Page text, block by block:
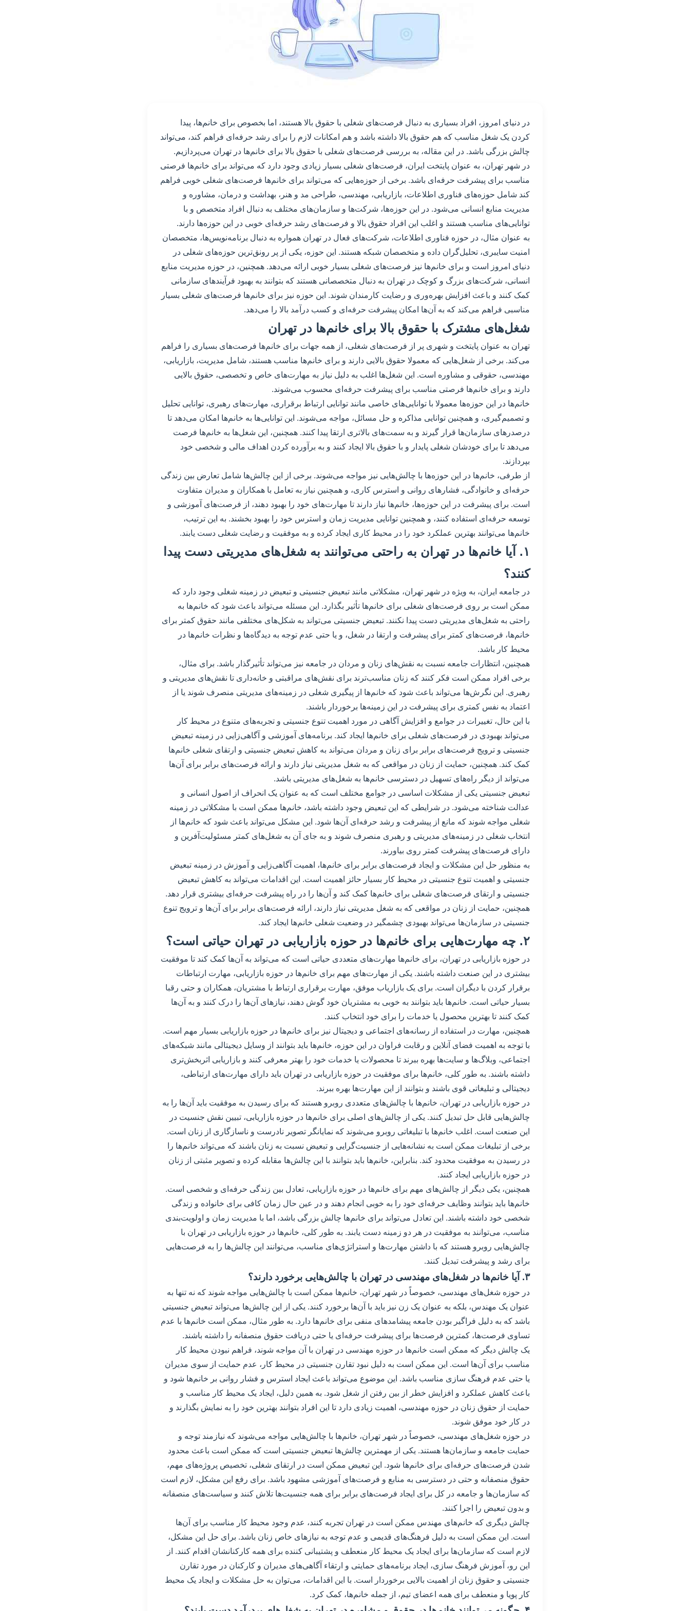
در دنیای امروز، افراد بسیاری به دنبال فرصت‌های شغلی با حقوق بالا هستند، اما بخصوص برای خانم‌ها، پیدا
کردن یک شغل مناسب که هم حقوق بالا داشته باشد و هم امکانات لازم را برای رشد حرفه‌ای فراهم کند، می‌تواند
چالش بزرگی باشد. در این مقاله، به بررسی فرصت‌های شغلی با حقوق بالا برای خانم‌ها در تهران می‌پردازیم.
در شهر تهران، به عنوان پایتخت ایران، فرصت‌های شغلی بسیار زیادی وجود دارد که می‌تواند برای خانم‌ها فرصتی
مناسب برای پیشرفت حرفه‌ای باشد. برخی از حوزه‌هایی که می‌تواند برای خانم‌ها فرصت‌های شغلی خوبی فراهم
کند شامل حوزه‌های فناوری اطلاعات، بازاریابی، مهندسی، طراحی مد و هنر، بهداشت و درمان، مشاوره و
مدیریت منابع انسانی می‌شود. در این حوزه‌ها، شرکت‌ها و سازمان‌های مختلف به دنبال افراد متخصص و با
توانایی‌های مناسب هستند و اغلب این افراد حقوق بالا و فرصت‌های رشد حرفه‌ای خوبی در این حوزه‌ها دارند.
به عنوان مثال، در حوزه فناوری اطلاعات، شرکت‌های فعال در تهران همواره به دنبال برنامه‌نویس‌ها، متخصصان
امنیت سایبری، تحلیل‌گران داده و متخصصان شبکه هستند. این حوزه، یکی از پر رونق‌ترین حوزه‌های شغلی در
دنیای امروز است و برای خانم‌ها نیز فرصت‌های شغلی بسیار خوبی ارائه می‌دهد. همچنین، در حوزه مدیریت منابع
انسانی، شرکت‌های بزرگ و کوچک در تهران به دنبال متخصصانی هستند که بتوانند به بهبود فرآیندهای سازمانی
کمک کنند و باعث افزایش بهره‌وری و رضایت کارمندان شوند. این حوزه نیز برای خانم‌ها فرصت‌های شغلی بسیار
مناسبی فراهم می‌کند که به آن‌ها امکان پیشرفت حرفه‌ای و کسب درآمد بالا را می‌دهد.
شغل‌های مشترک با حقوق بالا برای خانم‌ها در تهران
تهران به عنوان پایتخت و شهری پر از فرصت‌های شغلی، از همه جهات برای خانم‌ها فرصت‌های بسیاری را فراهم
می‌کند. برخی از شغل‌هایی که معمولا حقوق بالایی دارند و برای خانم‌ها مناسب هستند، شامل مدیریت، بازاریابی،
مهندسی، حقوقی و مشاوره است. این شغل‌ها اغلب به دلیل نیاز به مهارت‌های خاص و تخصصی، حقوق بالایی
دارند و برای خانم‌ها فرصتی مناسب برای پیشرفت حرفه‌ای محسوب می‌شوند.
خانم‌ها در این حوزه‌ها معمولا با توانایی‌های خاصی مانند توانایی ارتباط برقراری، مهارت‌های رهبری، توانایی تحلیل
و تصمیم‌گیری، و همچنین توانایی مذاکره و حل مسائل، مواجه می‌شوند. این توانایی‌ها به خانم‌ها امکان می‌دهد تا
درصدرهای سازمان‌ها قرار گیرند و به سمت‌های بالاتری ارتقا پیدا کنند. همچنین، این شغل‌ها به خانم‌ها فرصت
می‌دهد تا برای خودشان شغلی پایدار و با حقوق بالا ایجاد کنند و به برآورده کردن اهداف مالی و شخصی خود
بپردازند.
از طرفی، خانم‌ها در این حوزه‌ها با چالش‌هایی نیز مواجه می‌شوند. برخی از این چالش‌ها شامل تعارض بین زندگی
حرفه‌ای و خانوادگی، فشارهای روانی و استرس کاری، و همچنین نیاز به تعامل با همکاران و مدیران متفاوت
است. برای پیشرفت در این حوزه‌ها، خانم‌ها نیاز دارند تا مهارت‌های خود را بهبود دهند، از فرصت‌های آموزشی و
توسعه حرفه‌ای استفاده کنند، و همچنین توانایی مدیریت زمان و استرس خود را بهبود بخشند. به این ترتیب،
خانم‌ها می‌توانند بهترین عملکرد خود را در محیط کاری ایجاد کرده و به موفقیت و رضایت شغلی دست یابند.
۱. آیا خانم‌ها در تهران به راحتی می‌توانند به شغل‌های مدیریتی دست پیدا
کنند؟
در جامعه ایران، به ویژه در شهر تهران، مشکلاتی مانند تبعیض جنسیتی و تبعیض در زمینه شغلی وجود دارد که
ممکن است بر روی فرصت‌های شغلی برای خانم‌ها تأثیر بگذارد. این مسئله می‌تواند باعث شود که خانم‌ها به
راحتی به شغل‌های مدیریتی دست پیدا نکنند. تبعیض جنسیتی می‌تواند به شکل‌های مختلفی مانند حقوق کمتر برای
خانم‌ها، فرصت‌های کمتر برای پیشرفت و ارتقا در شغل، و یا حتی عدم توجه به دیدگاه‌ها و نظرات خانم‌ها در
محیط کار باشد.
همچنین، انتظارات جامعه نسبت به نقش‌های زنان و مردان در جامعه نیز می‌تواند تأثیرگذار باشد. برای مثال،
برخی افراد ممکن است فکر کنند که زنان مناسب‌ترند برای نقش‌های مراقبتی و خانه‌داری تا نقش‌های مدیریتی و
رهبری. این نگرش‌ها می‌تواند باعث شود که خانم‌ها از پیگیری شغلی در زمینه‌های مدیریتی منصرف شوند یا از
اعتماد به نفس کمتری برای پیشرفت در این زمینه‌ها برخوردار باشند.
با این حال، تغییرات در جوامع و افزایش آگاهی در مورد اهمیت تنوع جنسیتی و تجربه‌های متنوع در محیط کار
می‌تواند بهبودی در فرصت‌های شغلی برای خانم‌ها ایجاد کند. برنامه‌های آموزشی و آگاهی‌زایی در زمینه تبعیض
جنسیتی و ترویج فرصت‌های برابر برای زنان و مردان می‌تواند به کاهش تبعیض جنسیتی و ارتقای شغلی خانم‌ها
کمک کند. همچنین، حمایت از زنان در مواقعی که به شغل مدیریتی نیاز دارند و ارائه فرصت‌های برابر برای آن‌ها
می‌تواند از دیگر راه‌های تسهیل در دسترسی خانم‌ها به شغل‌های مدیریتی باشد.
تبعیض جنسیتی یکی از مشکلات اساسی در جوامع مختلف است که به عنوان یک انحراف از اصول انسانی و
عدالت شناخته می‌شود. در شرایطی که این تبعیض وجود داشته باشد، خانم‌ها ممکن است با مشکلاتی در زمینه
شغلی مواجه شوند که مانع از پیشرفت و رشد حرفه‌ای آن‌ها شود. این مشکل می‌تواند باعث شود که خانم‌ها از
انتخاب شغلی در زمینه‌های مدیریتی و رهبری منصرف شوند و به جای آن به شغل‌های کمتر مسئولیت‌آفرین و
دارای فرصت‌های پیشرفت کمتر روی بیاورند.
به منظور حل این مشکلات و ایجاد فرصت‌های برابر برای خانم‌ها، اهمیت آگاهی‌زایی و آموزش در زمینه تبعیض
جنسیتی و اهمیت تنوع جنسیتی در محیط کار بسیار حائز اهمیت است. این اقدامات می‌تواند به کاهش تبعیض
جنسیتی و ارتقای فرصت‌های شغلی برای خانم‌ها کمک کند و آن‌ها را در راه پیشرفت حرفه‌ای بیشتری قرار دهد.
همچنین، حمایت از زنان در مواقعی که به شغل مدیریتی نیاز دارند، ارائه فرصت‌های برابر برای آن‌ها و ترویج تنوع
جنسیتی در سازمان‌ها می‌تواند بهبودی چشمگیر در وضعیت شغلی خانم‌ها ایجاد کند.
۲. چه مهارت‌هایی برای خانم‌ها در حوزه بازاریابی در تهران حیاتی است؟
در حوزه بازاریابی در تهران، برای خانم‌ها مهارت‌های متعددی حیاتی است که می‌تواند به آن‌ها کمک کند تا موفقیت
بیشتری در این صنعت داشته باشند. یکی از مهارت‌های مهم برای خانم‌ها در حوزه بازاریابی، مهارت ارتباطات
برقرار کردن با دیگران است. برای یک بازاریاب موفق، مهارت برقراری ارتباط با مشتریان، همکاران و حتی رقبا
بسیار حیاتی است. خانم‌ها باید بتوانند به خوبی به مشتریان خود گوش دهند، نیازهای آن‌ها را درک کنند و به آن‌ها
کمک کنند تا بهترین محصول یا خدمات را برای خود انتخاب کنند.
همچنین، مهارت در استفاده از رسانه‌های اجتماعی و دیجیتال نیز برای خانم‌ها در حوزه بازاریابی بسیار مهم است.
با توجه به اهمیت فضای آنلاین و رقابت فراوان در این حوزه، خانم‌ها باید بتوانند از وسایل دیجیتالی مانند شبکه‌های
اجتماعی، وبلاگ‌ها و سایت‌ها بهره ببرند تا محصولات یا خدمات خود را بهتر معرفی کنند و بازاریابی اثربخش‌تری
داشته باشند. به طور کلی، خانم‌ها برای موفقیت در حوزه بازاریابی در تهران باید دارای مهارت‌های ارتباطی،
دیجیتالی و تبلیغاتی قوی باشند و بتوانند از این مهارت‌ها بهره ببرند.
در حوزه بازاریابی در تهران، خانم‌ها با چالش‌های متعددی روبرو هستند که برای رسیدن به موفقیت باید آن‌ها را به
چالش‌هایی قابل حل تبدیل کنند. یکی از چالش‌های اصلی برای خانم‌ها در حوزه بازاریابی، تبیین نقش جنسیت در
این صنعت است. اغلب خانم‌ها با تبلیغاتی روبرو می‌شوند که نمایانگر تصویر نادرست و ناسازگاری از زنان است.
برخی از تبلیغات ممکن است به نشانه‌هایی از جنسیت‌گرایی و تبعیض نسبت به زنان باشند که می‌تواند خانم‌ها را
در رسیدن به موفقیت محدود کند. بنابراین، خانم‌ها باید بتوانند با این چالش‌ها مقابله کرده و تصویر مثبتی از زنان
در حوزه بازاریابی ایجاد کنند.
همچنین، یکی دیگر از چالش‌های مهم برای خانم‌ها در حوزه بازاریابی، تعادل بین زندگی حرفه‌ای و شخصی است.
خانم‌ها باید بتوانند وظایف حرفه‌ای خود را به خوبی انجام دهند و در عین حال زمان کافی برای خانواده و زندگی
شخصی خود داشته باشند. این تعادل می‌تواند برای خانم‌ها چالش بزرگی باشد، اما با مدیریت زمان و اولویت‌بندی
مناسب، می‌توانند به موفقیت در هر دو زمینه دست یابند. به طور کلی، خانم‌ها در حوزه بازاریابی در تهران با
چالش‌هایی روبرو هستند که با داشتن مهارت‌ها و استراتژی‌های مناسب، می‌توانند این چالش‌ها را به فرصت‌هایی
برای رشد و پیشرفت تبدیل کنند.
۳. آیا خانم‌ها در شغل‌های مهندسی در تهران با چالش‌هایی برخورد دارند؟
در حوزه شغل‌های مهندسی، خصوصاً در شهر تهران، خانم‌ها ممکن است با چالش‌هایی مواجه شوند که نه تنها به
عنوان یک مهندس، بلکه به عنوان یک زن نیز باید با آن‌ها برخورد کنند. یکی از این چالش‌ها می‌تواند تبعیض جنسیتی
باشد که به دلیل فراگیر بودن جامعه پیشامدهای منفی برای خانم‌ها دارد. به طور مثال، ممکن است خانم‌ها با عدم
تساوی فرصت‌ها، کمترین فرصت‌ها برای پیشرفت حرفه‌ای یا حتی دریافت حقوق منصفانه را داشته باشند.
یک چالش دیگر که ممکن است خانم‌ها در حوزه مهندسی در تهران با آن مواجه شوند، فراهم نبودن محیط کار
مناسب برای آن‌ها است. این ممکن است به دلیل نبود تقارن جنسیتی در محیط کار، عدم حمایت از سوی مدیران
یا حتی عدم فرهنگ سازی مناسب باشد. این موضوع می‌تواند باعث ایجاد استرس و فشار روانی بر خانم‌ها شود و
باعث کاهش عملکرد و افزایش خطر از بین رفتن از شغل شود. به همین دلیل، ایجاد یک محیط کار مناسب و
حمایت از حقوق زنان در حوزه مهندسی، اهمیت زیادی دارد تا این افراد بتوانند بهترین خود را به نمایش بگذارند و
در کار خود موفق شوند.
در حوزه شغل‌های مهندسی، خصوصاً در شهر تهران، خانم‌ها با چالش‌هایی مواجه می‌شوند که نیازمند توجه و
حمایت جامعه و سازمان‌ها هستند. یکی از مهمترین چالش‌ها تبعیض جنسیتی است که ممکن است باعث محدود
شدن فرصت‌های حرفه‌ای برای خانم‌ها شود. این تبعیض ممکن است در ارتقای شغلی، تخصیص پروژه‌های مهم،
حقوق منصفانه و حتی در دسترسی به منابع و فرصت‌های آموزشی مشهود باشد. برای رفع این مشکل، لازم است
که سازمان‌ها و جامعه در کل برای ایجاد فرصت‌های برابر برای همه جنسیت‌ها تلاش کنند و سیاست‌های منصفانه
و بدون تبعیض را اجرا کنند.
چالش دیگری که خانم‌های مهندس ممکن است در تهران تجربه کنند، عدم وجود محیط کار مناسب برای آن‌ها
است. این ممکن است به دلیل فرهنگ‌های قدیمی و عدم توجه به نیازهای خاص زنان باشد. برای حل این مشکل،
لازم است که سازمان‌ها برای ایجاد یک محیط کار منعطف و پشتیبانی کننده برای همه کارکنانشان اقدام کنند. از
این رو، آموزش فرهنگ سازی، ایجاد برنامه‌های حمایتی و ارتقاء آگاهی‌های مدیران و کارکنان در مورد تقارن
جنسیتی و حقوق زنان از اهمیت بالایی برخوردار است. با این اقدامات، می‌توان به حل مشکلات و ایجاد یک محیط
کار پویا و منعطف برای همه اعضای تیم، از جمله خانم‌ها، کمک کرد.